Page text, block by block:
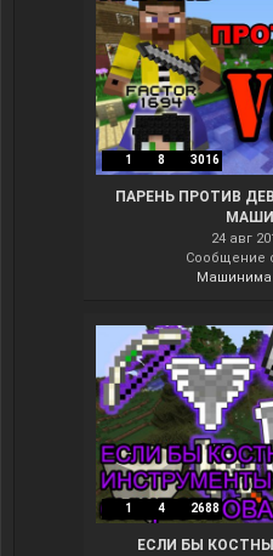
1 8 3016
ПАРЕНЬ ПРОТИВ
24 авг
Сообщение
Машинима
1 4 2688
ЕСЛИ БЫ